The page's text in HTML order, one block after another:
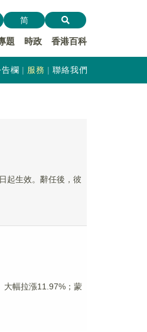
題 時政 香港百科
简
欄 服務 聯絡我們
起生效。辭任後，彼
大幅拉漲11.97%；蒙